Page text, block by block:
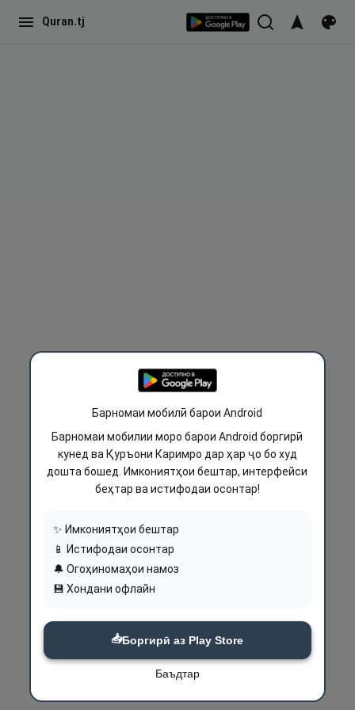
Quran.tj
Барномаи мобилӣ барои Android
Барномаи мобилии моро барои Android боргирӣ
кунед ва Қуръони Каримро дар ҳар ҷо бо худ
дошта бошед. Имкониятҳои бештар, интерфейси
беҳтар ва истифодаи осонтар!
✨ Имкониятҳои бештар
📱 Истифодаи осонтар
🔔 Огоҳиномаҳои намоз
💾 Хондани офлайн
📥Боргирӣ аз Play Store
Баъдтар